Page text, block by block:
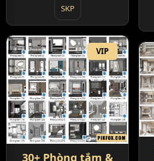
SKP
VIP
30+ Phòng tắm &